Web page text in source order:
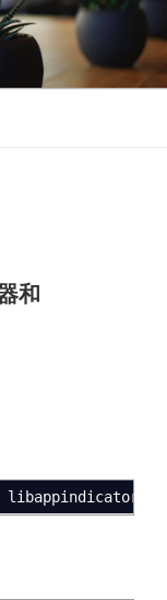
和
libappindicator1